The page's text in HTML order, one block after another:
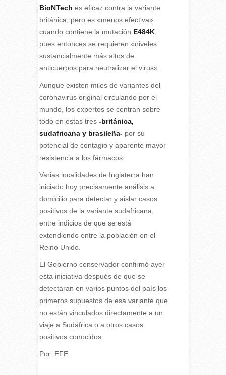
BioNTech es eficaz contra la variante
británica, pero es «menos efectiva»
cuando contiene la mutación E484K,
pues entonces se requieren «niveles
sustancialmente más altos de
anticuerpos para neutralizar el virus».
Aunque existen miles de variantes del
coronavirus original circulando por el
mundo, los expertos se centran sobre
todo en estas tres -británica,
sudafricana y brasileña-por su
potencial de contagio y aparente mayor
resistencia a los fármacos.
Varias localidades de Inglaterra han
iniciado hoy precisamente análisis a
domicilio para detectar y aislar casos
positivos de la variante sudafricana,
entre indicios de que se está
extendiendo entre la población en el
Reino Unido.
El Gobierno conservador confirmó ayer
esta iniciativa después de que se
detectaran en varios puntos del país los
primeros supuestos de esa variante que
no están vinculados directamente a un
viaje a Sudáfrica o a otros casos
positivos conocidos.
Por: EFE.